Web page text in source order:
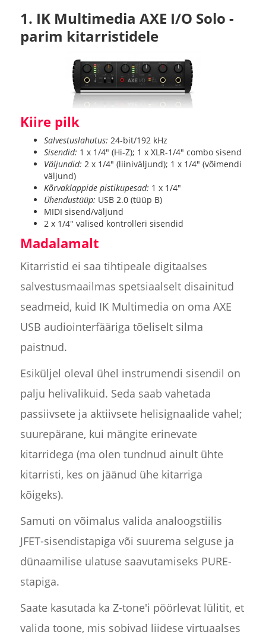
1. IK Multimedia AXE I/O Solo -
parim kitarristidele
Kiire pilk
Salvestuslahutus: 24-bit/192 kHz
Sisendid: 1 x 1/4" (Hi-Z); 1 x XLR-1/4" combo sisend
Väljundid: 2 x 1/4" (liiniväljund); 1 x 1/4" (võimendi
väljund)
Kõrvaklappide pistikupesad: 1 x 1/4"
Ühendustüüp: USB 2.0 (tüüp B)
MIDI sisend/väljund
2 x 1/4" välised kontrolleri sisendid
Madalamalt
Kitarristid ei saa tihtipeale digitaalses
salvestusmaailmas spetsiaalselt disainitud
seadmeid, kuid IK Multimedia on oma AXE
USB audiointerfääriga tõeliselt silma
paistnud.
Esiküljel oleval ühel instrumendi sisendil on
palju helivalikuid. Seda saab vahetada
passiivsete ja aktiivsete helisignaalide vahel;
suurepärane, kui mängite erinevate
kitarridega (ma olen tundnud ainult ühte
kitarristi, kes on jäänud ühe kitarriga
kõigeks).
Samuti on võimalus valida analoogstiilis
JFET-sisendistapiga või suurema selguse ja
dünaamilise ulatuse saavutamiseks PURE-
stapiga.
Saate kasutada ka Z-tone'i pöörlevat lülitit, et
valida toone, mis sobivad liidese virtuaalses